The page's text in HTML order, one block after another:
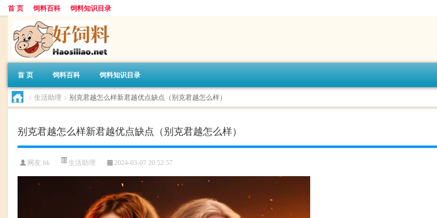
首 页 饲料百科 饲料知识目录
首 页 饲料百科 饲料知识目录
> 生活助理 > 别克君越怎么样新君越优点缺点（别克君越怎么样）
别克君越怎么样新君越优点缺点（别克君越怎么样）
网友:bk 生活助理 2024-03-07 20:52:57